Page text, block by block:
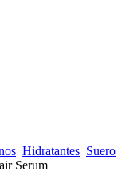
Hidratantes Suero
Serum